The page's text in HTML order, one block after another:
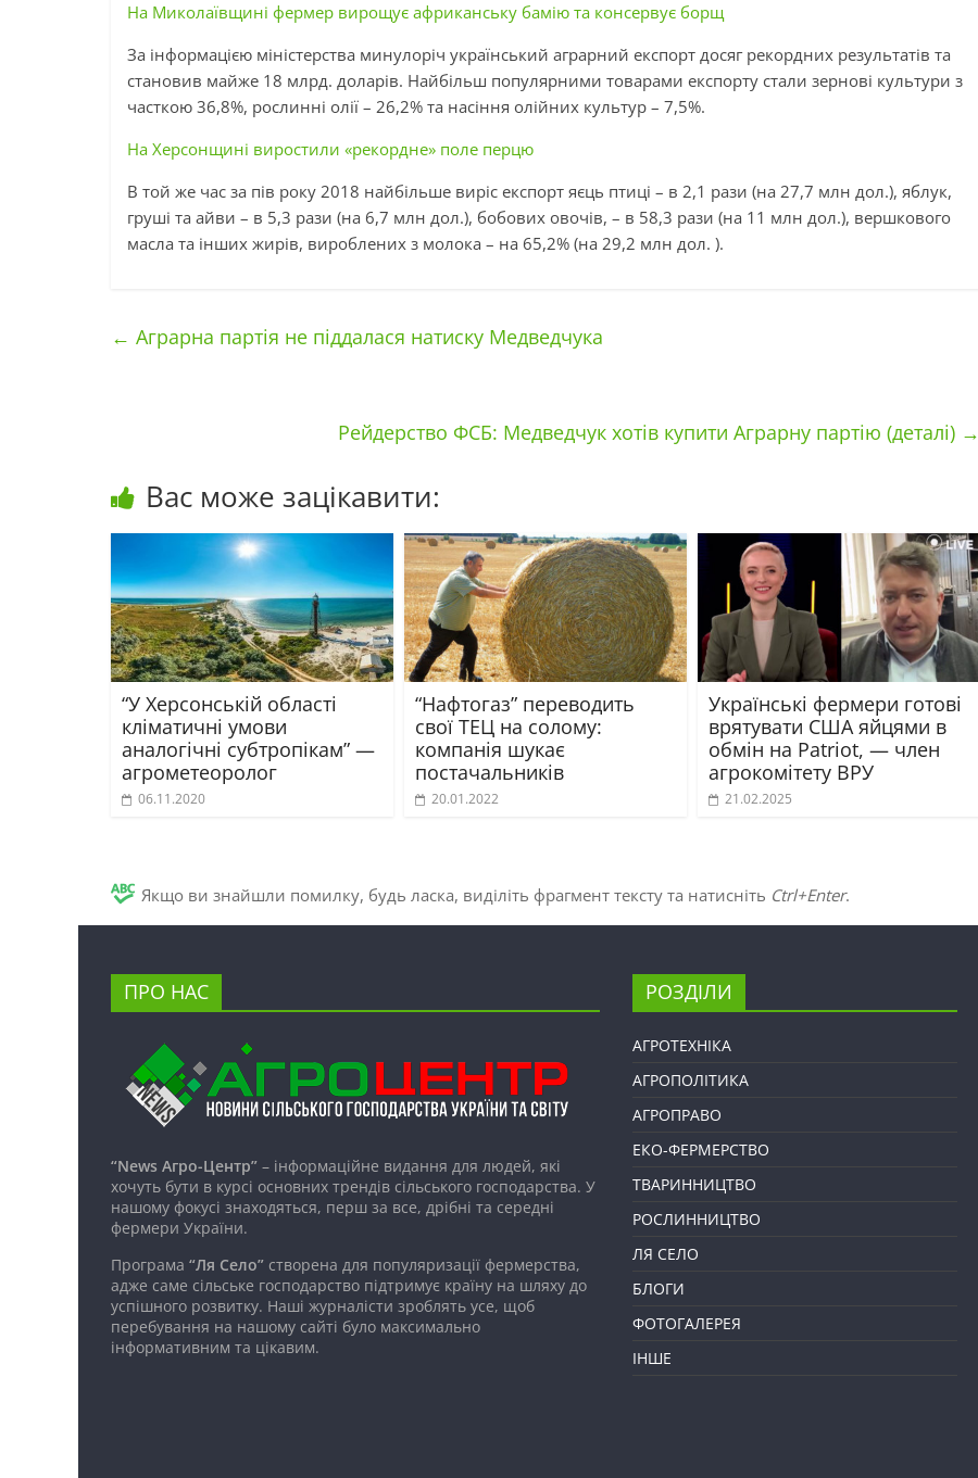
На Миколаївщині фермер вирощує африканську бамію та консервує борщ
За інформацією міністерства минулоріч український аграрний експорт досяг рекордних результатів та
становив майже 18 млрд. доларів. Найбільш популярними товарами експорту стали зернові культури з
часткою 36,8%, рослинні олії – 26,2% та насіння олійних культур – 7,5%.
На Херсонщині виростили «рекордне» поле перцю
В той же час за пів року 2018 найбільше виріс експорт яєць птиці – в 2,1 рази (на 27,7 млн дол.), яблук,
груші та айви – в 5,3 рази (на 6,7 млн дол.), бобових овочів, – в 58,3 рази (на 11 млн дол.), вершкового
масла та інших жирів, вироблених з молока – на 65,2% (на 29,2 млн дол. ).
← Аграрна партія не піддалася натиску Медведчука
Рейдерство ФСБ: Медведчук хотів купити Аграрну партію (деталі) →
Вас може зацікавити:
“У Херсонській області
кліматичні умови
аналогічні субтропікам” —
агрометеоролог
06.11.2020
“Нафтогаз” переводить
свої ТЕЦ на солому:
компанія шукає
постачальників
20.01.2022
Українські фермери готові
врятувати США яйцями в
обмін на Patriot, — член
агрокомітету ВРУ
21.02.2025
Якщо ви знайшли помилку, будь ласка, виділіть фрагмент тексту та натисніть Ctrl+Enter.
ПРО НАС
“News Агро-Центр” – інформаційне видання для людей, які
хочуть бути в курсі основних трендів сільського господарства. У
нашому фокусі знаходяться, перш за все, дрібні та середні
фермери України.
Програма “Ля Село” створена для популяризації фермерства,
адже саме сільське господарство підтримує країну на шляху до
успішного розвитку. Наші журналісти зроблять усе, щоб
перебування на нашому сайті було максимально
інформативним та цікавим.
РОЗДІЛИ
АГРОТЕХНІКА
АГРОПОЛІТИКА
АГРОПРАВО
ЕКО-ФЕРМЕРСТВО
ТВАРИННИЦТВО
РОСЛИННИЦТВО
ЛЯ СЕЛО
БЛОГИ
ФОТОГАЛЕРЕЯ
ІНШЕ